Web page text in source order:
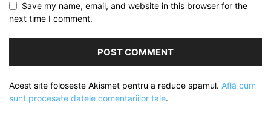
Save my name, email, and website in this browser for the
next time I comment.
Acest site folosește Akismet pentru a reduce spamul. Află cum
sunt procesate datele comentariilor tale.